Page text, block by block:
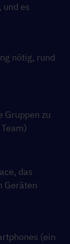
es
nötig, rund
Gruppen zu
das
Geräten
(ein